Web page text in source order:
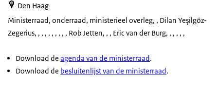
Den Haag
Ministerraad, onderraad, ministerieel overleg, , Dilan Yeşilgöz-
Zegerius, , , , , , , , , , Rob Jetten, , , Eric van der Burg, , , , , ,
Download de agenda van de ministerraad.
Download de besluitenlijst van de ministerraad.